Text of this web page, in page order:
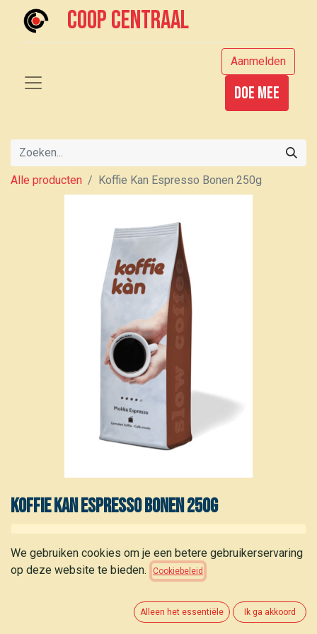
Coop centraal
Aanmelden
Doe mee
Alle producten Koffie Kan Espresso Bonen 250g
Koffie Kan Espresso Bonen 250g
We gebruiken cookies om je een betere gebruikerservaring
op deze website te bieden.
Cookiebeleid
Alleen het essentiële Ik ga akkoord